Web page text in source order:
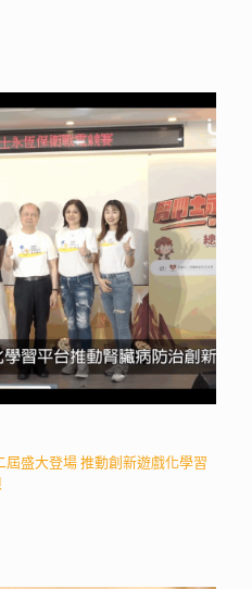
盛大登場 推動創新遊戲化學習